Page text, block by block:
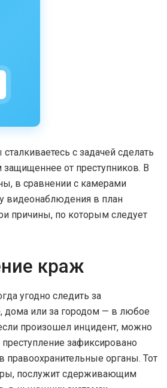
с задачей сделать
защищеннее от преступников. В
в сравнении с камерами
видеонаблюдения в план
причины, по которым следует
краж
угодно следить за
дома или за городом — в любое
произошел инцидент, можно
зафиксировано
правоохранительные органы. Тот
послужит сдерживающим